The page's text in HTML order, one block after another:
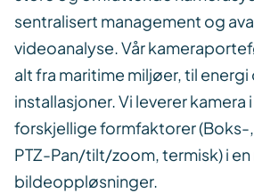
sentralisert management og
videoanalyse. Vår
alt fra maritime miljøer, til
installasjoner. Vi leverer kamera
forskjellige formfaktorer
PTZ-Pan/tilt/zoom, termisk) i
bildeoppløsninger.